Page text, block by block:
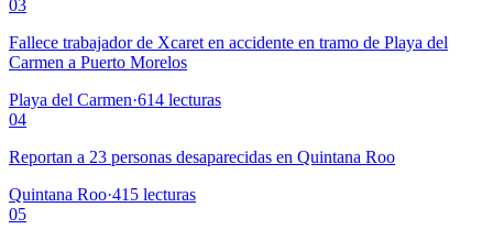
03
Fallece trabajador de Xcaret en accidente en tramo de Playa del
Carmen a Puerto Morelos
Playa del Carmen·614 lecturas
04
Reportan a 23 personas desaparecidas en Quintana Roo
Quintana Roo·415 lecturas
05